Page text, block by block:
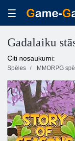
Gadalaiku
Citi nosaukumi:
Spēles MMORPG